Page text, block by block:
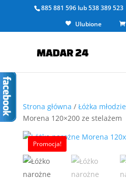
885 881 596 lub538 389 523
Ulubione
Strona główna / Łóżka
Morena 120×200 ze stelażem
Promocja!